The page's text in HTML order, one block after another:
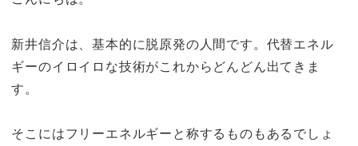
新井信介は、基本的に脱原発の人間です。代替エネル
ギーのイロイロな技術がこれからどんどん出てきま
す。
そこにはフリーエネルギーと称するものもあるでしょ